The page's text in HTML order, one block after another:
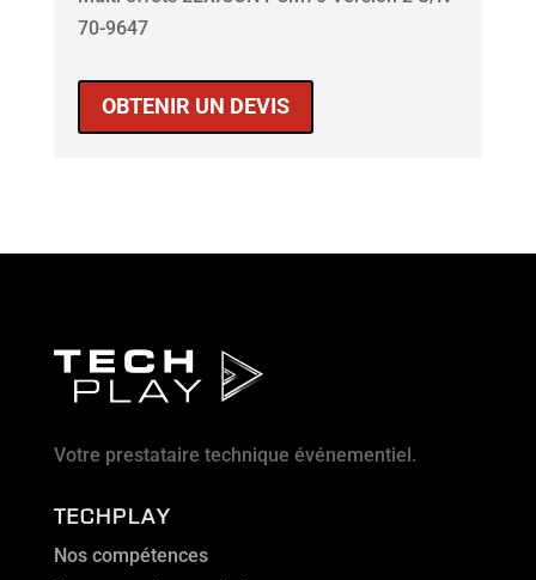
70-9647
OBTENIR UN DEVIS
Votre prestataire technique événementiel.
TECHPLAY
Nos compétences